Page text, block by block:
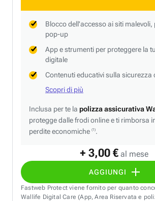
+ 3,00 € al mese
AGGIUNGI
Blocco dell'accesso ai siti malevoli,
pop-up
App e strumenti per proteggere la
digitale
Contenuti educativi sulla sicurezza
Scopri di più
Inclusa per te la polizza assicurativa
protegge dalle frodi online e ti rimborsa
perdite economiche (1).
Fastweb Protect viene fornito per quanto
Wallife Digital Care (App, Area Riservata e